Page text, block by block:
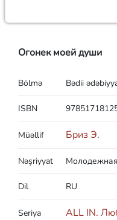
Огонек моей души
Bölmə Bədii
ISBN
Müəllif Бриз Э.
Nəşriyyat
Dil RU
Seriya ALL IN.